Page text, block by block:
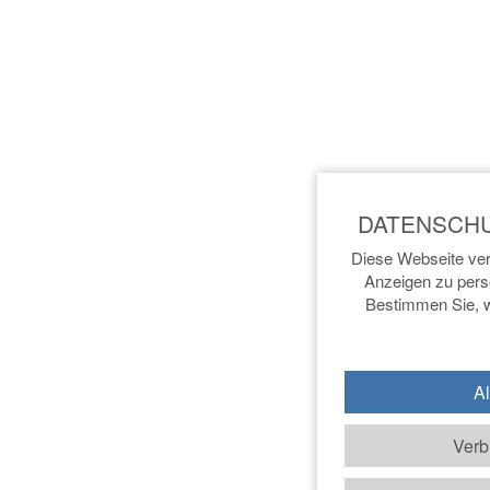
Diese Webseite
Anzeigen zu
Bestimmen Sie,